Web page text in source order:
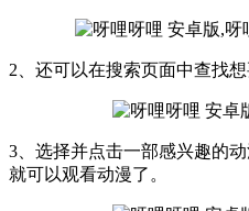
2、还可以在搜索页面中查找想
3、选择并点击一部感兴趣的
就可以观看动漫了。